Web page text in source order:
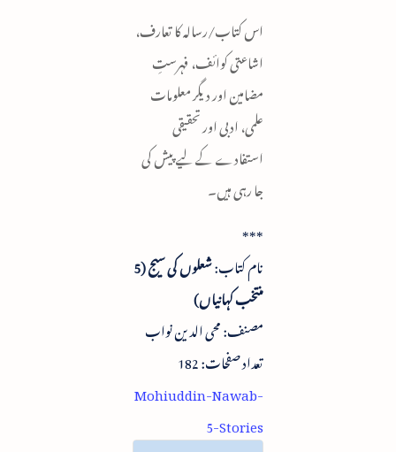
اس کتاب/رسالہ کا تعارف،
اشاعتی کوائف، فہرستِ
مضامین اور دیگر معلومات
علمی، ادبی اور تحقیقی
استفادے کے لیے پیش کی
جا رہی ہیں۔
***
نام کتاب:
شعلوں کی سیج (5
منتخب کہانیاں)
مصنف: محی الدین نواب
تعداد صفحات: 182
Mohiuddin-Nawab-
5-Stories